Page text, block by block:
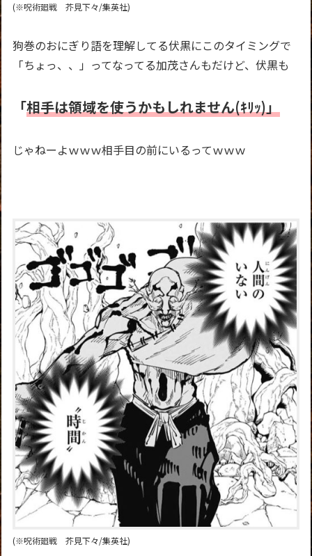
(※呪術廻戦 芥見下々/集英社)
狗巻のおにぎり語を理解してる伏黒にこのタイミングで
「ちょっ、、」ってなってる加茂さんもだけど、伏黒も
「相手は領域を使うかもしれません(ｷﾘｯ)」
じゃねーよｗｗｗ相手目の前にいるってｗｗｗ
(※呪術廻戦 芥見下々/集英社)